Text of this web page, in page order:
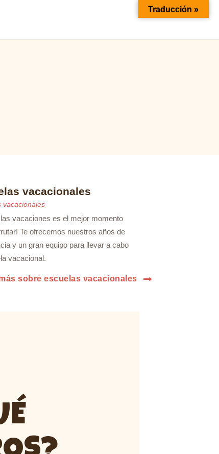
vacacionales
vacacionales
las vacaciones es el mejor momento
Te ofrecemos nuestros años de
y un gran equipo para llevar a cabo
vacacional.
sobre escuelas vacacionales
Traducción »